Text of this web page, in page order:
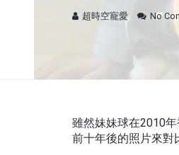
超時空寵愛 No
雖然妹妹球在2010
前十年後的照片來對